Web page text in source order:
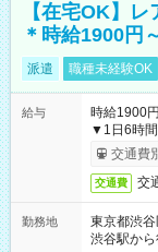
【在宅OK】
＊時給1900円
派遣 職種未経験OK
給与
時給1900
▼1日6時間
交通費
交通費 交
勤務地
東京都渋谷
渋谷駅か